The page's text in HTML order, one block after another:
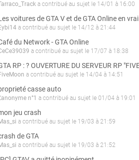
a contribué au sujet le 14/01 à 16:00
voitures de GTA V et de GTA Online en vrai
a contribué au sujet le 14/12 à 21:44
du Network - GTA Online
a contribué au sujet le 17/07 à 18:38
a contribué au sujet le 14/04 à 14:51
casse auto
n°1 a contribué au sujet le 01/04 à 19:01
jeu crash
a contribué au sujet le 19/03 à 21:59
de GTA
a contribué au sujet le 19/03 à 21:52